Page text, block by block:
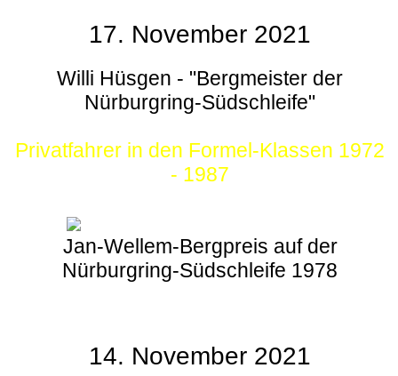
17. November 2021
Willi Hüsgen - "Bergmeister der
Nürburgring-Südschleife"
Privatfahrer in den Formel-Klassen 1972
- 1987
Jan-Wellem-Bergpreis auf der
Nürburgring-Südschleife 1978
14. November 2021